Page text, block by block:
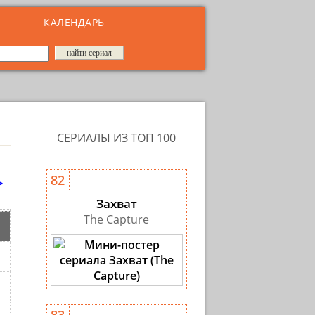
КАЛЕНДАРЬ
СЕРИАЛЫ ИЗ ТОП 100
82
Захват
The Capture